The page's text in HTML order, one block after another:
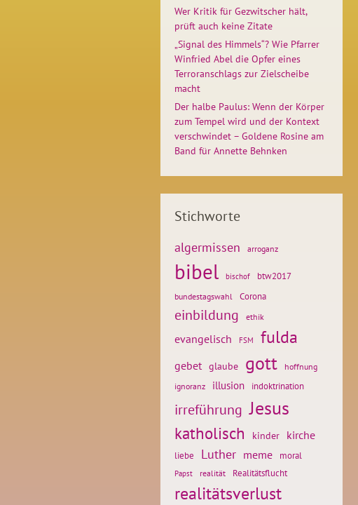
Wer Kritik für Gezwitscher hält,
prüft auch keine Zitate
„Signal des Himmels“? Wie Pfarrer
Winfried Abel die Opfer eines
Terroranschlags zur Zielscheibe
macht
Der halbe Paulus: Wenn der Körper
zum Tempel wird und der Kontext
verschwindet – Goldene Rosine am
Band für Annette Behnken
Stichworte
algermissen arroganz
bibel bischof btw2017
bundestagswahl Corona
einbildung ethik
evangelisch FSM fulda
gebet glaube gott
hoffnung
ignoranz
illusion indoktrination
irreführung Jesus
katholisch kinder kirche
liebe Luther meme moral
Papst realität Realitätsflucht
realitätsverlust